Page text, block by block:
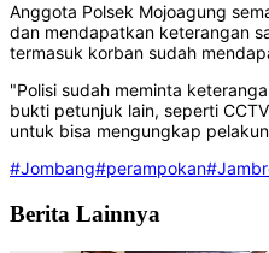
Anggota Polsek Mojoagung
dan mendapatkan keterangan
termasuk korban sudah
"Polisi sudah meminta
bukti petunjuk lain, seperti
untuk bisa mengungkap
#Jombang#perampokan
Berita Lainnya